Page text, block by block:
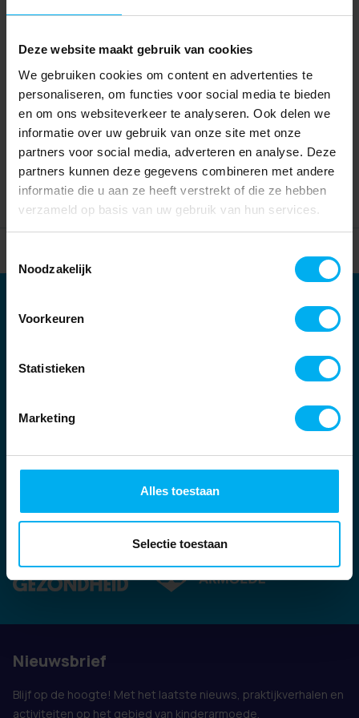
Deze website maakt gebruik van cookies
We gebruiken cookies om content en advertenties te
personaliseren, om functies voor social media te bieden
en om ons websiteverkeer te analyseren. Ook delen we
informatie over uw gebruik van onze site met onze
partners voor social media, adverteren en analyse. Deze
partners kunnen deze gegevens combineren met andere
informatie die u aan ze heeft verstrekt of die ze hebben
verzameld op basis van uw gebruik van hun services.
Noodzakelijk
Voorkeuren
Statistieken
Marketing
Alles toestaan
Selectie toestaan
Partners
Ook vertegenwoordigd door:
Nieuwsbrief
Blijf op de hoogte! Met het laatste nieuws, praktijkverhalen en
activiteiten op het gebied van kinderarmoede.